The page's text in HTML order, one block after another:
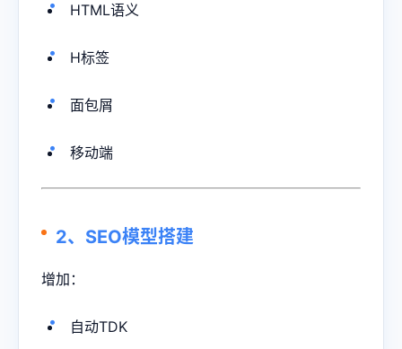
HTML语义
H标签
面包屑
移动端
2、SEO模型搭建
增加：
自动TDK